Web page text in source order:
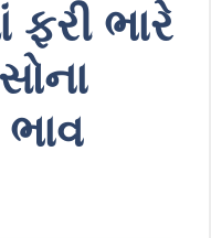
ફરી ભારે
ભાવ